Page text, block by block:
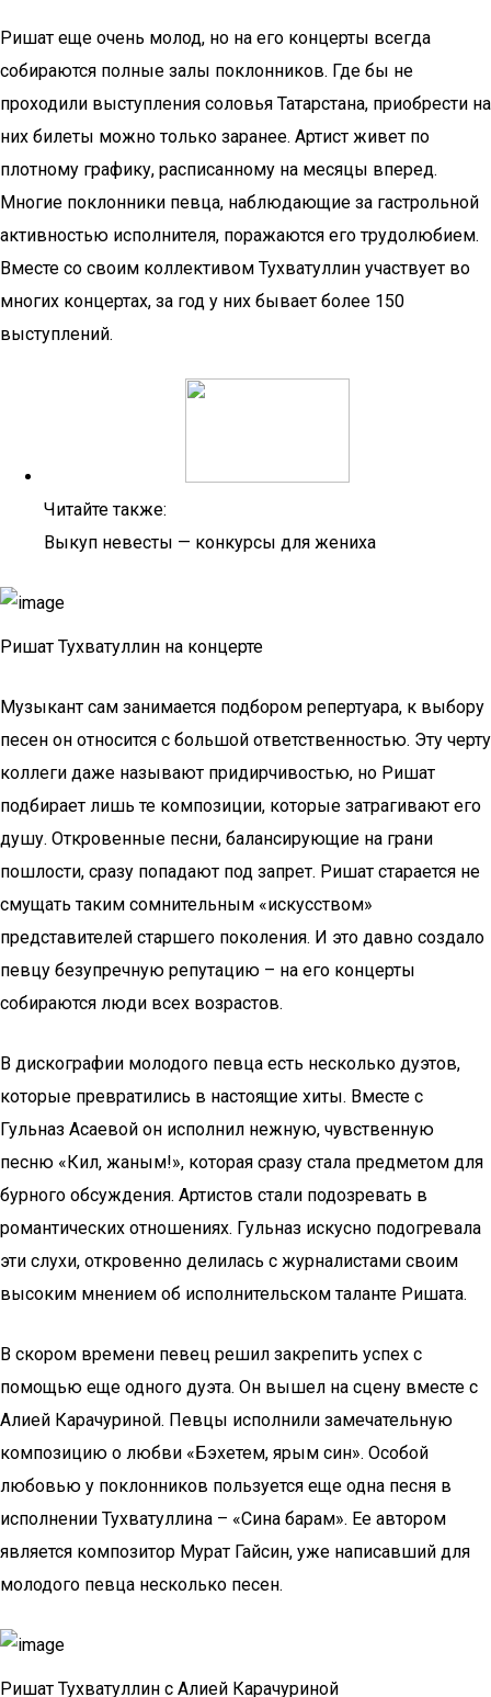
Ришат еще очень молод, но на его концерты всегда
собираются полные залы поклонников. Где бы не
проходили выступления соловья Татарстана, приобрести на
них билеты можно только заранее. Артист живет по
плотному графику, расписанному на месяцы вперед.
Многие поклонники певца, наблюдающие за гастрольной
активностью исполнителя, поражаются его трудолюбием.
Вместе со своим коллективом Тухватуллин участвует во
многих концертах, за год у них бывает более 150
выступлений.
Читайте также:
Выкуп невесты — конкурсы для жениха
Ришат Тухватуллин на концерте
Музыкант сам занимается подбором репертуара, к выбору
песен он относится с большой ответственностью. Эту черту
коллеги даже называют придирчивостью, но Ришат
подбирает лишь те композиции, которые затрагивают его
душу. Откровенные песни, балансирующие на грани
пошлости, сразу попадают под запрет. Ришат старается не
смущать таким сомнительным «искусством»
представителей старшего поколения. И это давно создало
певцу безупречную репутацию – на его концерты
собираются люди всех возрастов.
В дискографии молодого певца есть несколько дуэтов,
которые превратились в настоящие хиты. Вместе с
Гульназ Асаевой он исполнил нежную, чувственную
песню «Кил, жаным!», которая сразу стала предметом для
бурного обсуждения. Артистов стали подозревать в
романтических отношениях. Гульназ искусно подогревала
эти слухи, откровенно делилась с журналистами своим
высоким мнением об исполнительском таланте Ришата.
В скором времени певец решил закрепить успех с
помощью еще одного дуэта. Он вышел на сцену вместе с
Алией Карачуриной. Певцы исполнили замечательную
композицию о любви «Бэхетем, ярым син». Особой
любовью у поклонников пользуется еще одна песня в
исполнении Тухватуллина – «Сина барам». Ее автором
является композитор Мурат Гайсин, уже написавший для
молодого певца несколько песен.
Ришат Тухватуллин с Алией Карачуриной